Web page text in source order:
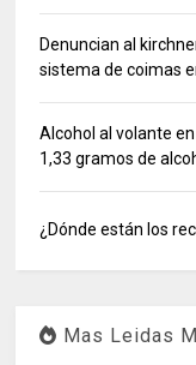
Denuncian al
sistema de coimas
Alcohol al volante
1,33 gramos de
¿Dónde están los
Mas Leidas